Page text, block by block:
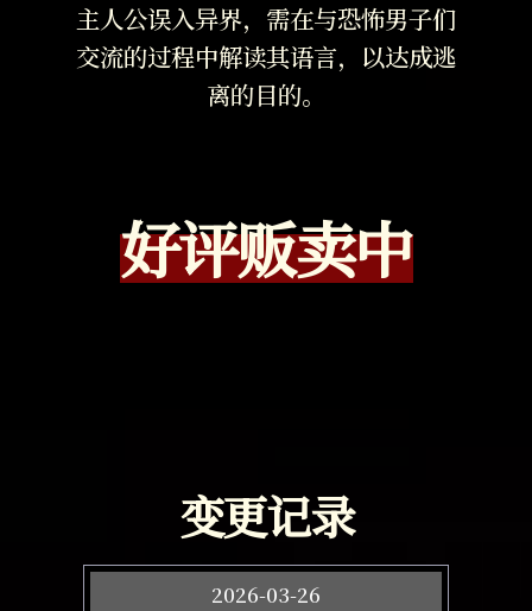
主人公误入异界，需在与恐怖男子们
交流的过程中解读其语言，以达成逃
离的目的。
好评贩卖中
变更记录
2026-03-26